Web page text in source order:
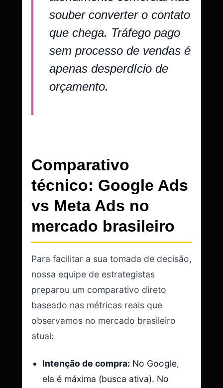
souber converter o contato
que chega. Tráfego pago
sem processo de vendas é
apenas desperdício de
orçamento.
Comparativo
técnico: Google Ads
vs Meta Ads no
mercado brasileiro
Para facilitar a sua tomada de decisão,
nossa equipe de estrategistas
preparou um comparativo direto
baseado nas métricas reais que
observamos no mercado brasileiro
atual:
Intenção de compra: No Google,
ela é máxima (busca ativa). No